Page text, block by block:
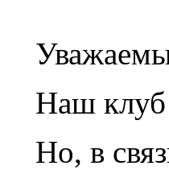
Наш клуб
Но, в